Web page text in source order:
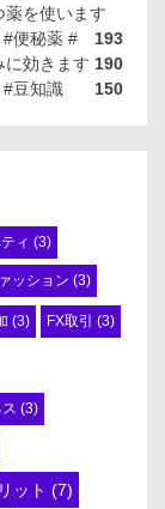
薬を使います
193
便秘薬 #
190
に効きます
豆知識
150
ィ (3)
ッション (3)
(3) FX取引 (3)
(3)
ット (7)